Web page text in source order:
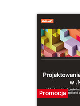
Promocja